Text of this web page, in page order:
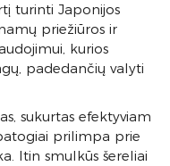
turinti Japonijos
priežiūros ir
kurios
padedančių valyti
sukurtas efektyviam
prilimpa prie
Itin smulkūs šereliai